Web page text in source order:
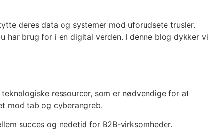
deres data og systemer mod uforudsete trusler.
har brug for i en digital verden. I denne blog dykker vi
ressourcer, som er nødvendige for at
mod tab og cyberangreb.
succes og nedetid for B2B-virksomheder.